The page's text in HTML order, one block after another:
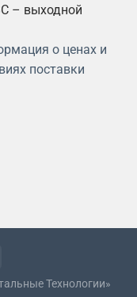
– выходной
о ценах и
поставки
Технологии»